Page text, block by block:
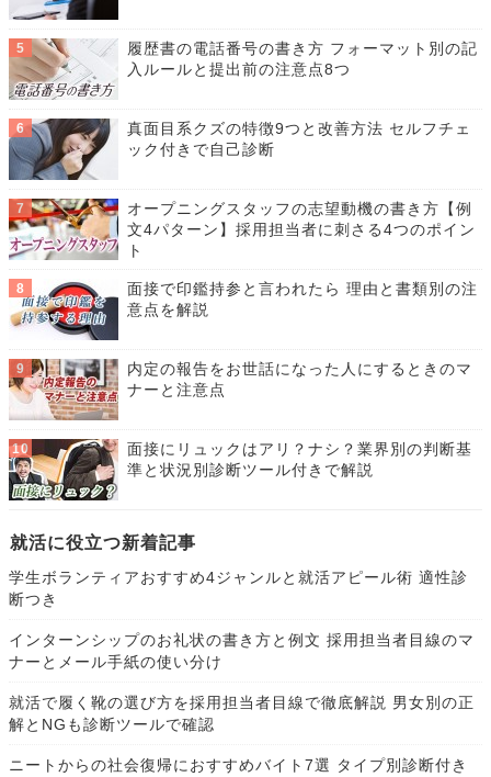
履歴書の電話番号の書き方 フォーマット別の記
入ルールと提出前の注意点8つ
真面目系クズの特徴9つと改善方法 セルフチェ
ック付きで自己診断
オープニングスタッフの志望動機の書き方【例
文4パターン】採用担当者に刺さる4つのポイン
ト
面接で印鑑持参と言われたら 理由と書類別の注
意点を解説
内定の報告をお世話になった人にするときのマ
ナーと注意点
面接にリュックはアリ？ナシ？業界別の判断基
準と状況別診断ツール付きで解説
就活に役立つ新着記事
学生ボランティアおすすめ4ジャンルと就活アピール術 適性診
断つき
インターンシップのお礼状の書き方と例文 採用担当者目線のマ
ナーとメール手紙の使い分け
就活で履く靴の選び方を採用担当者目線で徹底解説 男女別の正
解とNGも診断ツールで確認
ニートからの社会復帰におすすめバイト7選 タイプ別診断付き